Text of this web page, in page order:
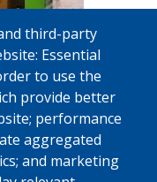
third-party
Essential
to use the
provide better
performance
aggregated
and marketing